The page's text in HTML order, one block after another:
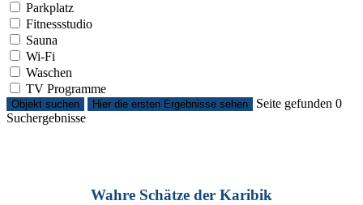
Parkplatz
Fitnessstudio
Sauna
Wi-Fi
Waschen
TV Programme
Objekt suchen Hier die ersten Ergebnisse sehen Seite gefunden 0
Suchergebnisse
Wahre Schätze der Karibik